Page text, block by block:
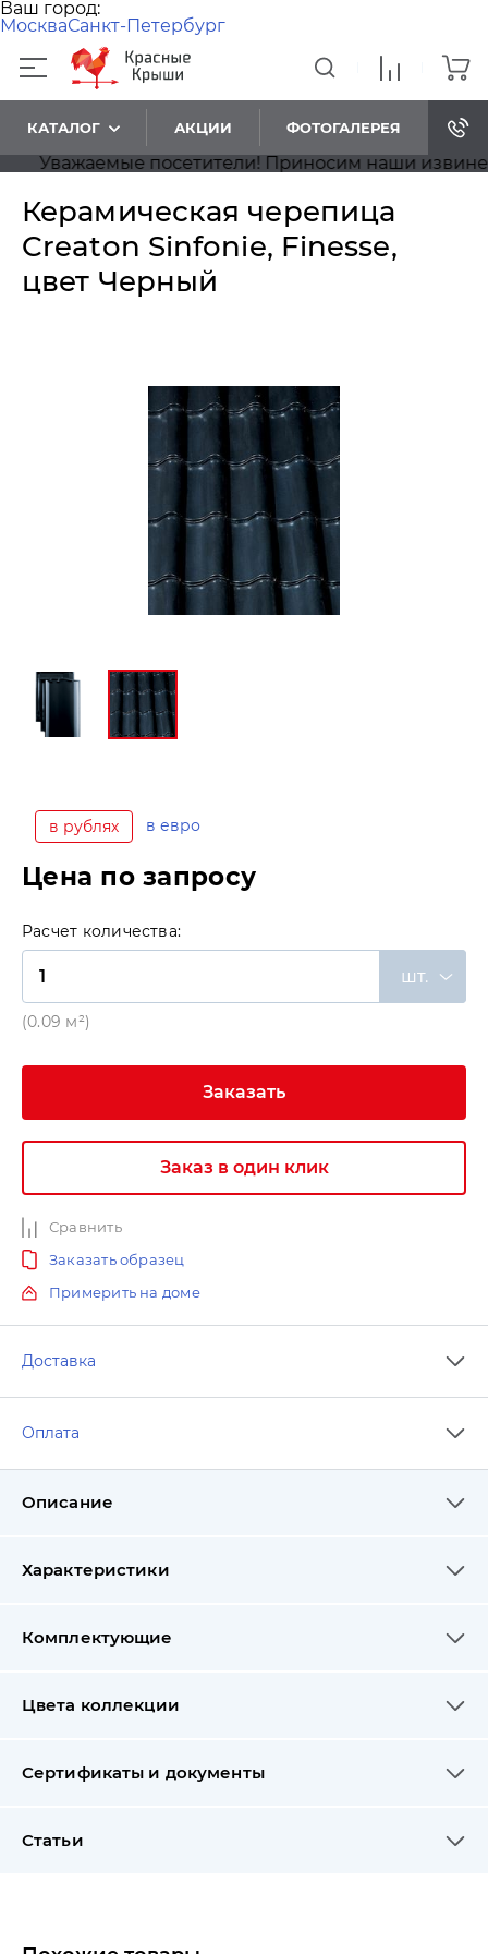
Ваш город:
МоскваСанкт-Петербург
КАТАЛОГ АКЦИИ ФОТОГАЛЕРЕЯ
Уважаемые посетители! Приносим наши
Керамическая черепица
Creaton Sinfonie, Finesse,
цвет Черный
в рублях в евро
Цена по запросу
Расчет количества:
шт.
(0.09 м²)
Заказать
Заказ в один клик
Сравнить
Заказать образец
Примерить на доме
Доставка
Оплата
Описание
Характеристики
Комплектующие
Цвета коллекции
Сертификаты и документы
Статьи